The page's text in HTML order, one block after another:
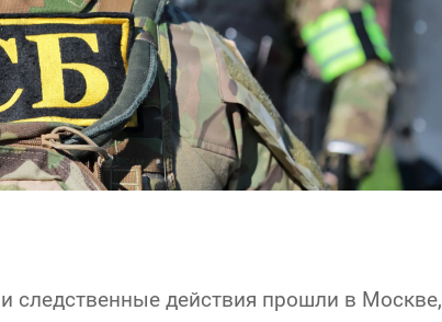
следственные действия прошли в Москве,